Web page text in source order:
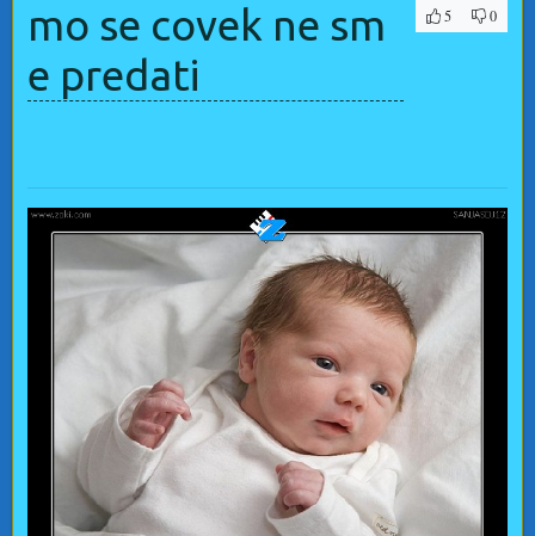
mo se covek ne sm
e predati
5 0